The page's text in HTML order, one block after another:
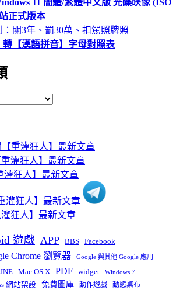
正式版本
關3年、罰30萬、扣駕照牌照
轉【漢語拼音】字母對照表
遊戲 APP BBS Facebook
Chrome 瀏覽器 Google 與其他 Google 應用
Mac OS X PDF widget Windows 7
網站架設 免費圖庫 動作遊戲 動態桌布